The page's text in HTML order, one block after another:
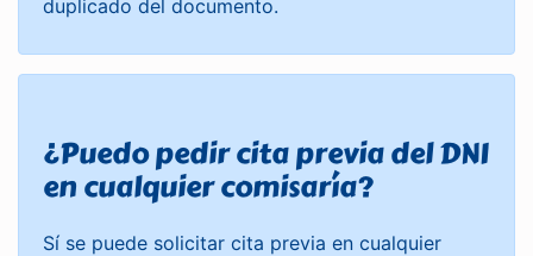
duplicado del documento.
¿Puedo pedir cita previa del DNI
en cualquier comisaría?
Sí se puede solicitar cita previa en cualquier